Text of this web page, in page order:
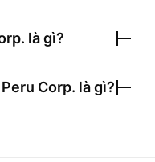
là gì?
Corp. là gì?